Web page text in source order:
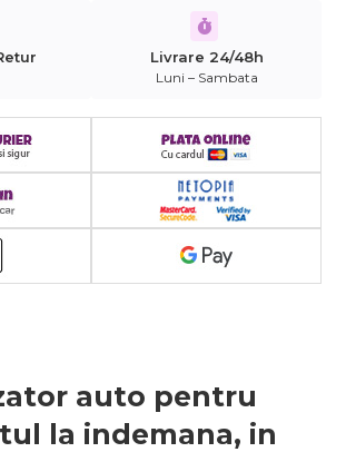
Livrare 24/48h
Luni – Sambata
auto pentru
la indemana, in